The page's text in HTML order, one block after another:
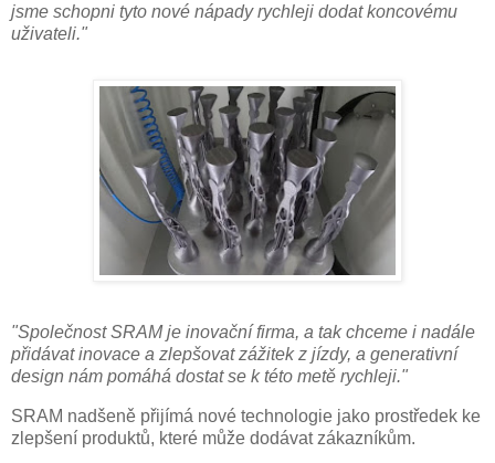
jsme schopni tyto nové nápady rychleji dodat koncovému
uživateli."
"Společnost SRAM je inovační firma, a tak chceme i nadále
přidávat inovace a zlepšovat zážitek z jízdy, a generativní
design nám pomáhá dostat se k této metě rychleji."
SRAM nadšeně přijímá nové technologie jako prostředek ke
zlepšení produktů, které může dodávat zákazníkům.